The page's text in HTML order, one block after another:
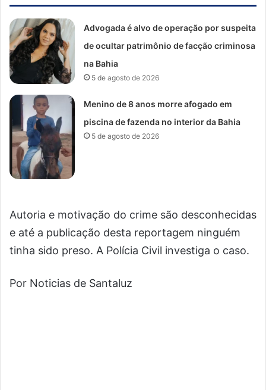
Advogada é alvo de operação por suspeita
de ocultar patrimônio de facção criminosa
na Bahia
5 de agosto de 2026
Menino de 8 anos morre afogado em
piscina de fazenda no interior da Bahia
5 de agosto de 2026
Autoria e motivação do crime são desconhecidas
e até a publicação desta reportagem ninguém
tinha sido preso. A Polícia Civil investiga o caso.
Por Noticias de Santaluz